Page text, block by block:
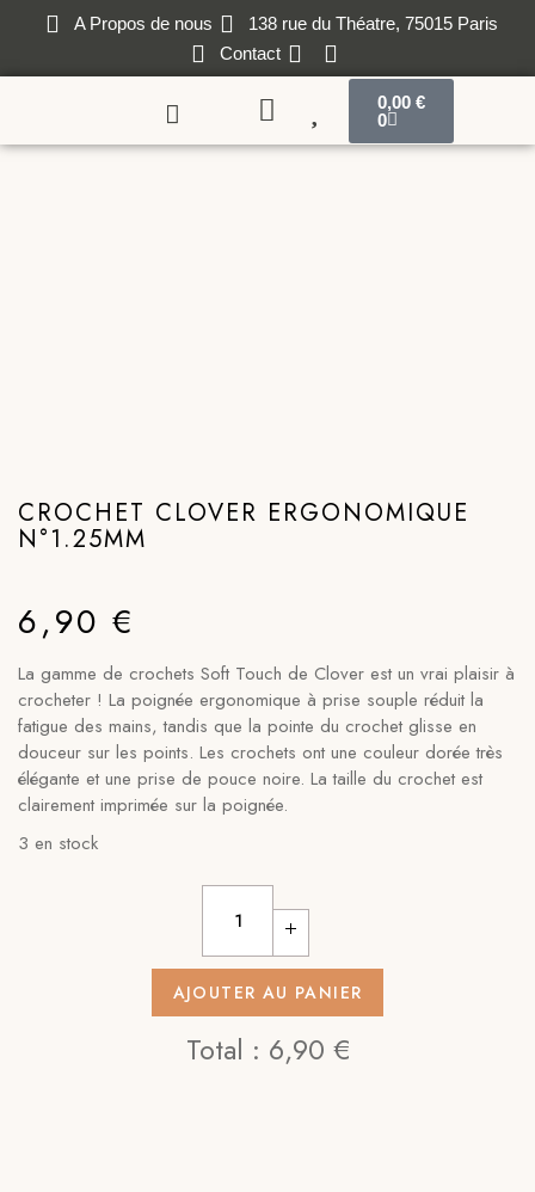
A Propos de nous
138 rue du Théatre, 75015 Paris
Contact
0,00€
0
CROCHET CLOVER ERGONOMIQUE
N°1.25MM
6,90 €
La gamme de crochets Soft Touch de Clover est un vrai plaisir à
crocheter ! La poignée ergonomique à prise souple réduit la
fatigue des mains, tandis que la pointe du crochet glisse en
douceur sur les points. Les crochets ont une couleur dorée très
élégante et une prise de pouce noire. La taille du crochet est
clairement imprimée sur la poignée.
3 en stock
AJOUTER AU PANIER
Total : 6,90 €